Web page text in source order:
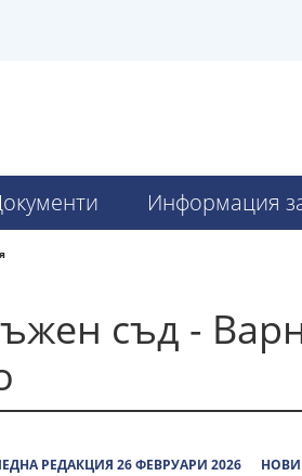
Информация
съд -
РЕДАКЦИЯ 26 ФЕВРУАРИ 2026